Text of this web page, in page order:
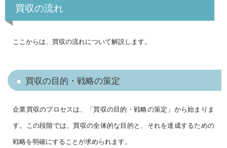
買収の流れ
ここからは、買収の流れについて解説します。
買収の目的・戦略の策定
企業買収のプロセスは、「買収の目的・戦略の策定」から始まりま
す。この段階では、買収の全体的な目的と、それを達成するための
戦略を明確にすることが求められます。